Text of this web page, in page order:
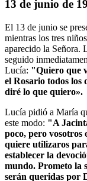
13 de junio de
El 13 de junio se
mientras los tres
aparecido la Señora.
seguido
Lucía: "Quiero que
el Rosario todos los
diré lo que quiero».
Lucía pidió a María
este modo: "A
poco, pero vosotros
quiere utilizaros
establecer la
mundo. Prometo la
serán queridas por